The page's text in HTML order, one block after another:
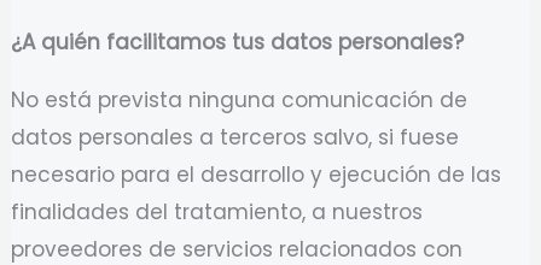
¿A quién facilitamos tus datos personales?
No está prevista ninguna comunicación de
datos personales a terceros salvo, si fuese
necesario para el desarrollo y ejecución de las
finalidades del tratamiento, a nuestros
proveedores de servicios relacionados con